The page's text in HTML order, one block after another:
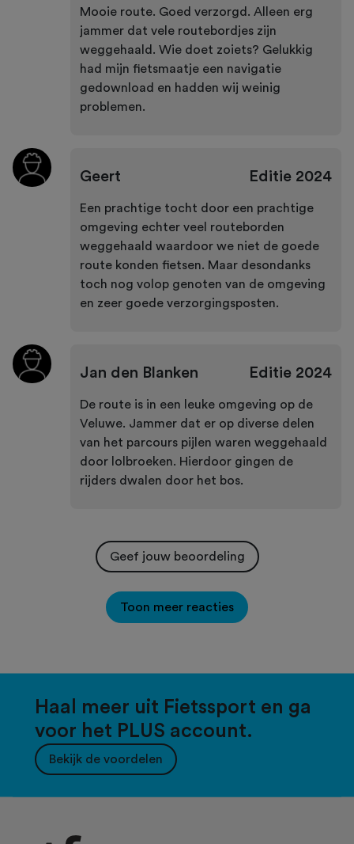
Mooie route. Goed verzorgd. Alleen erg
jammer dat vele routebordjes zijn
weggehaald. Wie doet zoiets? Gelukkig
had mijn fietsmaatje een navigatie
gedownload en hadden wij weinig
problemen.
Geert Editie2024
Een prachtige tocht door een prachtige
omgeving echter veel routeborden
weggehaald waardoor we niet de goede
route konden fietsen. Maar desondanks
toch nog volop genoten van de omgeving
en zeer goede verzorgingsposten.
Jan den Blanken Editie2024
De route is in een leuke omgeving op de
Veluwe. Jammer dat er op diverse delen
van het parcours pijlen waren weggehaald
door lolbroeken. Hierdoor gingen de
rijders dwalen door het bos.
Geef jouw beoordeling
Toon meer reacties
Haal meer uit Fietssport en ga
voor het PLUS account.
Bekijk de voordelen